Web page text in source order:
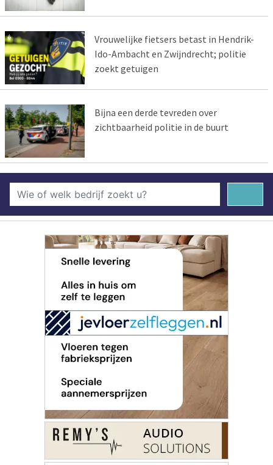
Vrouwelijke fietsers betast in Hendrik-
Ido-Ambacht en Zwijndrecht; politie
zoekt getuigen
Bijna een derde tevreden over
zichtbaarheid politie in de buurt